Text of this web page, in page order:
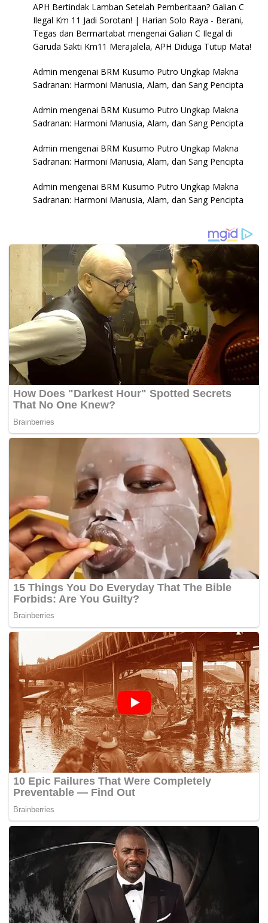
APH Bertindak Lamban Setelah Pemberitaan? Galian C
Ilegal Km 11 Jadi Sorotan! | Harian Solo Raya - Berani,
Tegas dan Bermartabat mengenai Galian C Ilegal di
Garuda Sakti Km11 Merajalela, APH Diduga Tutup Mata!
Admin mengenai BRM Kusumo Putro Ungkap Makna
Sadranan: Harmoni Manusia, Alam, dan Sang Pencipta
Admin mengenai BRM Kusumo Putro Ungkap Makna
Sadranan: Harmoni Manusia, Alam, dan Sang Pencipta
Admin mengenai BRM Kusumo Putro Ungkap Makna
Sadranan: Harmoni Manusia, Alam, dan Sang Pencipta
Admin mengenai BRM Kusumo Putro Ungkap Makna
Sadranan: Harmoni Manusia, Alam, dan Sang Pencipta